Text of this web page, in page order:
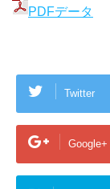
PDFデータ
Twitter
Google+